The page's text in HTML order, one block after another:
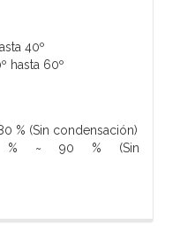
40º
hasta 60º
% (Sin condensación)
% ~ 90 % (Sin